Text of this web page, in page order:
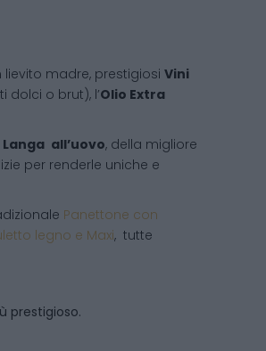
madre, prestigiosi Vini
dolci o brut), l’Olio Extra
Langa all’uovo, della migliore
per renderle uniche e
Panettone con
legno e Maxi, tutte
prestigioso.